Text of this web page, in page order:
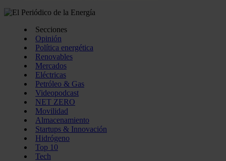
Secciones
Opinión
Política energética
Renovables
Mercados
Eléctricas
Petróleo & Gas
Videopodcast
NET ZERO
Movilidad
Almacenamiento
Startups & Innovación
Hidrógeno
Top 10
Tech